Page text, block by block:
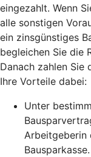
eingezahlt. Wenn
alle sonstigen
ein zinsgünstiges
begleichen Sie die
Danach zahlen Sie
Ihre Vorteile dabei:
Unter
Arbeitgeberin
Bausparkasse.